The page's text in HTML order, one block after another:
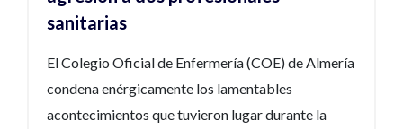
sanitarias
El Colegio Oficial de Enfermería (COE) de Almería
condena enérgicamente los lamentables
acontecimientos que tuvieron lugar durante la